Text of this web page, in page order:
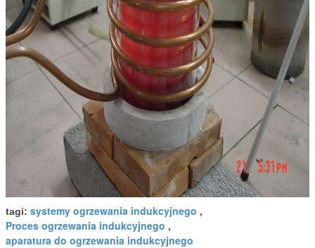
tagi: systemy ogrzewania indukcyjnego ,
Proces ogrzewania indukcyjnego ,
aparatura do ogrzewania indukcyjnego